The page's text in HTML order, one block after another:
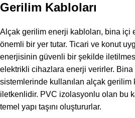
Gerilim Kabloları
Alçak gerilim enerji kabloları, bina içi
önemli bir yer tutar. Ticari ve konut
enerjisinin güvenli bir şekilde
elektrikli cihazlara enerji verirler.
sistemlerinde kullanılan alçak gerilim
iletkenlidir. PVC izolasyonlu olan bu
temel yapı taşını oluştururlar.